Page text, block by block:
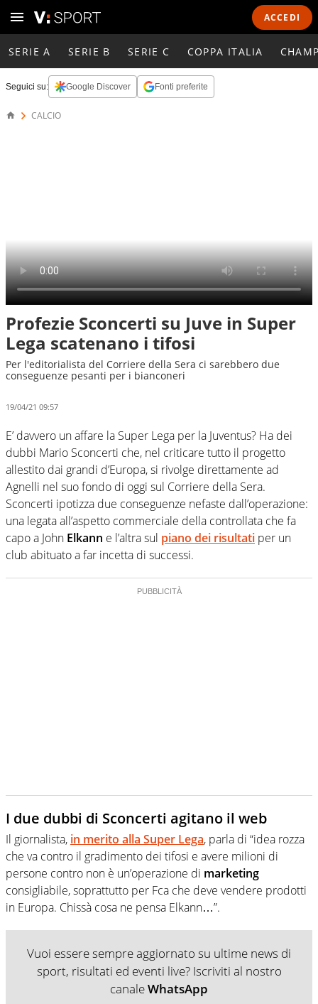
ACCEDI
SERIE A SERIE B SERIE C COPPA ITALIA
Seguici su: Google Discover Fonti preferite
CALCIO
Profezie Sconcerti su Juve in Super
Lega scatenano i tifosi
Per l'editorialista del Corriere della Sera ci sarebbero due
conseguenze pesanti per i bianconeri
19/04/21 09:57
E’ davvero un affare la Super Lega per la Juventus? Ha dei
dubbi Mario Sconcerti che, nel criticare tutto il progetto
allestito dai grandi d’Europa, si rivolge direttamente ad
Agnelli nel suo fondo di oggi sul Corriere della Sera.
Sconcerti ipotizza due conseguenze nefaste dall’operazione:
una legata all’aspetto commerciale della controllata che fa
capo a John Elkann e l’altra sul piano dei risultati per un
club abituato a far incetta di successi.
I due dubbi di Sconcerti agitano il web
Il giornalista, in merito alla Super Lega, parla di “idea rozza
che va contro il gradimento dei tifosi e avere milioni di
persone contro non è un’operazione di marketing
consigliabile, soprattutto per Fca che deve vendere prodotti
in Europa. Chissà cosa ne pensa Elkann…”.
Vuoi essere sempre aggiornato su ultime news di
sport, risultati ed eventi live? Iscriviti al nostro
canaleWhatsApp